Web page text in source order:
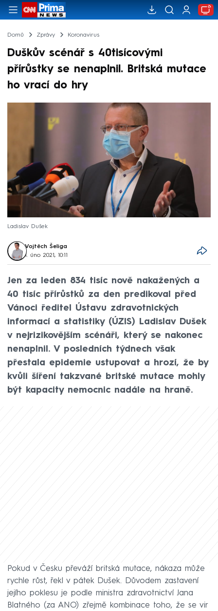
Domů Zprávy Koronavirus
Duškův scénář s 40tisícovými
přírůstky se nenaplnil. Britská mutace
ho vrací do hry
Ladislav Dušek
Vojtěch Šeliga
1. úno 2021, 10:11
Jen za leden 834 tisíc nově nakažených a
40 tisíc přírůstků za den predikoval před
Vánoci ředitel Ústavu zdravotnických
informací a statistiky (ÚZIS) Ladislav Dušek
v nejrizikovějším scénáři, který se nakonec
nenaplnil. V posledních týdnech však
přestala epidemie ustupovat a hrozí, že by
kvůli šíření takzvané britské mutace mohly
být kapacity nemocnic nadále na hraně.
Pokud v Česku převáží britská mutace, nákaza může
rychle růst, řekl v pátek Dušek. Důvodem zastavení
jejího poklesu je podle ministra zdravotnictví Jana
Blatného (za ANO) zřejmě kombinace toho, že se vir